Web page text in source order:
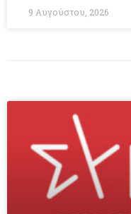
9 Αυγούστου, 2026